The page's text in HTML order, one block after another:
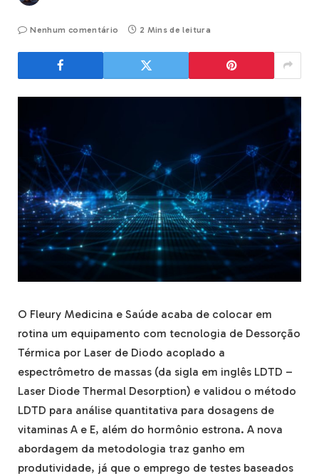
Nenhum comentário 2 Mins de leitura
O Fleury Medicina e Saúde acaba de colocar em
rotina um equipamento com tecnologia de Dessorção
Térmica por Laser de Diodo acoplado a
espectrômetro de massas (da sigla em inglês LDTD –
Laser Diode Thermal Desorption) e validou o método
LDTD para análise quantitativa para dosagens de
vitaminas A e E, além do hormônio estrona. A nova
abordagem da metodologia traz ganho em
produtividade, já que o emprego de testes baseados